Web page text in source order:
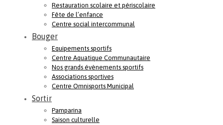
Restauration scolaire et périscolaire
Fête de l’enfance
Centre social intercommunal
Bouger
Equipements sportifs
Centre Aquatique Communautaire
Nos grands évènements sportifs
Associations sportives
Centre Omnisports Municipal
Sortir
Pamparina
Saison culturelle